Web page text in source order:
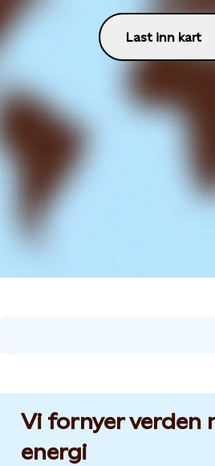
Last inn kart
Vi fornyer verden
energi